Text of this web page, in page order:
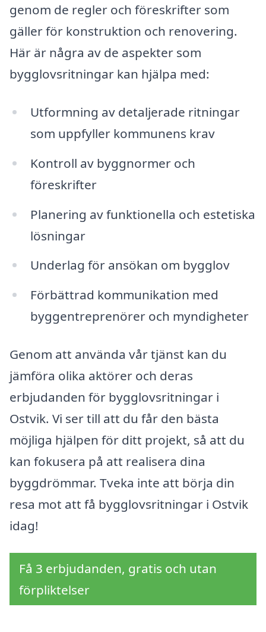
genom de regler och föreskrifter som
gäller för konstruktion och renovering.
Här är några av de aspekter som
bygglovsritningar kan hjälpa med:
Utformning av detaljerade ritningar
som uppfyller kommunens krav
Kontroll av byggnormer och
föreskrifter
Planering av funktionella och estetiska
lösningar
Underlag för ansökan om bygglov
Förbättrad kommunikation med
byggentreprenörer och myndigheter
Genom att använda vår tjänst kan du
jämföra olika aktörer och deras
erbjudanden för bygglovsritningar i
Ostvik. Vi ser till att du får den bästa
möjliga hjälpen för ditt projekt, så att du
kan fokusera på att realisera dina
byggdrömmar. Tveka inte att börja din
resa mot att få bygglovsritningar i Ostvik
idag!
Få 3 erbjudanden, gratis och utan
förpliktelser